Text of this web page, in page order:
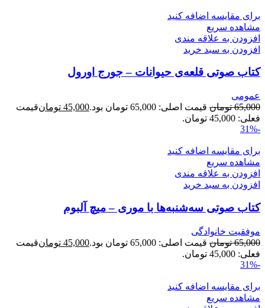
برای مقایسه اضافه کنید
مشاهده سریع
افزودن به علاقه مندی
افزودن به سبد خرید
کتاب صوتی قلعه‌ی حیوانات – جورج اورول
عمومی
65,000 تومان قیمت اصلی: 65,000 تومان بود. 45,000 تومانقیمت
فعلی: 45,000 تومان.
-31%
برای مقایسه اضافه کنید
مشاهده سریع
افزودن به علاقه مندی
افزودن به سبد خرید
کتاب صوتی سه‌شنبه‌ها با موری – میچ آلبوم
موفقیت خانوادگی
65,000 تومان قیمت اصلی: 65,000 تومان بود. 45,000 تومانقیمت
فعلی: 45,000 تومان.
-31%
برای مقایسه اضافه کنید
مشاهده سریع